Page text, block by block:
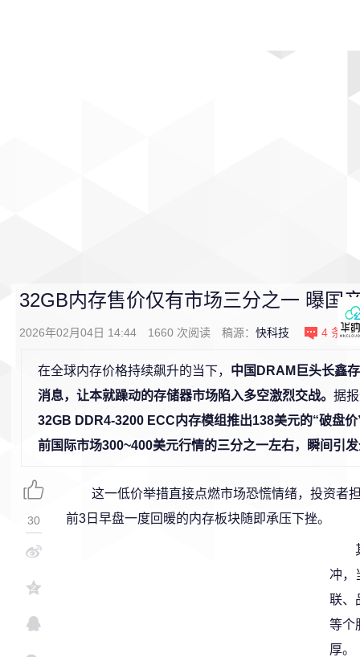
32GB内存售价仅有市场三分之一 曝国
2026年02月04日 14:44 1660 次阅读 稿源： 快科技 4 条评
在全球内存价格持续飙升的当下， 中国DRAM巨头长鑫
消息，让本就躁动的存储器市场陷入多空激烈交战。 据
32GB DDR4-3200 ECC内存模组推出138美元的“破盘
前国际市场300~400美元行情的三分之一左右，瞬间引
这一低价举措直接点燃市场恐慌情绪，投资者
前3日早盘一度回暖的内存板块随即承压下挫。
冲，
联、
等个
厚。
30